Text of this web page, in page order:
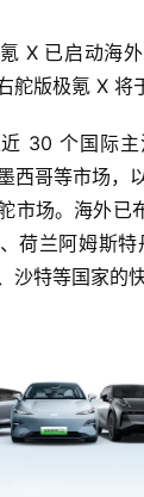
X 已启动海
舵版极氪 X 将
近 30 个国际
西哥等市场，
市场。海外已
荷兰阿姆斯
沙特等国家的快